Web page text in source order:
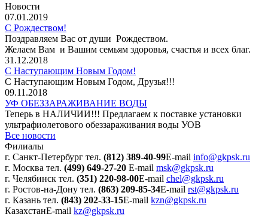
Новости
07.01.2019
С Рождеством!
Поздравляем Вас от души Рождеством.
Желаем Вам и Вашим семьям здоровья, счастья и всех благ.
31.12.2018
С Наступающим Новым Годом!
С Наступающим Новым Годом, Друзья!!!
09.11.2018
УФ ОБЕЗЗАРАЖИВАНИЕ ВОДЫ
Теперь в НАЛИЧИИ!!! Предлагаем к поставке установки
ультрафиолетового обеззараживания воды УОВ
Все новости
Филиалы
г. Санкт-Петербург тел. (812) 389-40-99E-mail info@gkpsk.ru
г. Москва тел. (499) 649-27-20 E-mail msk@gkpsk.ru
г. Челябинск тел. (351) 220-98-00E-mail chel@gkpsk.ru
г. Ростов-на-Дону тел. (863) 209-85-34E-mail rst@gkpsk.ru
г. Казань тел. (843) 202-33-15E-mail kzn@gkpsk.ru
КазахстанE-mail kz@gkpsk.ru